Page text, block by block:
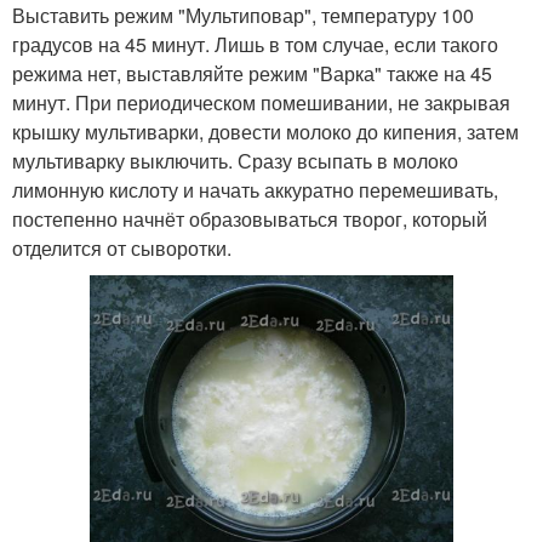
Выставить режим "Мультиповар", температуру 100
градусов на 45 минут. Лишь в том случае, если такого
режима нет, выставляйте режим "Варка" также на 45
минут. При периодическом помешивании, не закрывая
крышку мультиварки, довести молоко до кипения, затем
мультиварку выключить. Сразу всыпать в молоко
лимонную кислоту и начать аккуратно перемешивать,
постепенно начнёт образовываться творог, который
отделится от сыворотки.